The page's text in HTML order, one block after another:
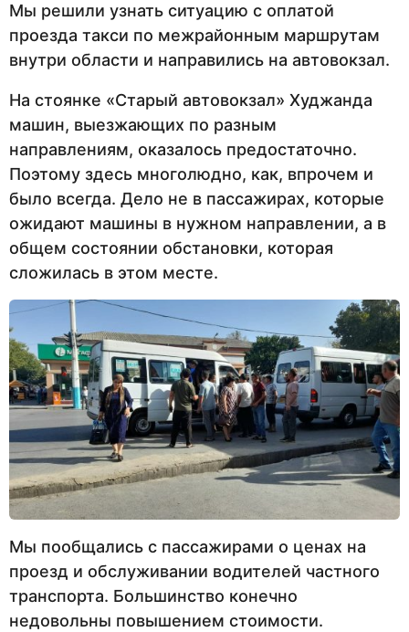
Мы решили узнать ситуацию с оплатой
проезда такси по межрайонным маршрутам
внутри области и направились на автовокзал.
На стоянке «Старый автовокзал» Худжанда
машин, выезжающих по разным
направлениям, оказалось предостаточно.
Поэтому здесь многолюдно, как, впрочем и
было всегда. Дело не в пассажирах, которые
ожидают машины в нужном направлении, а в
общем состоянии обстановки, которая
сложилась в этом месте.
Мы пообщались с пассажирами о ценах на
проезд и обслуживании водителей частного
транспорта. Большинство конечно
недовольны повышением стоимости.